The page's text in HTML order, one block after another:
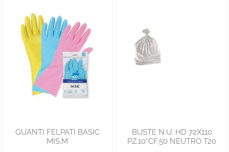
GUANTI FELPATI BASIC
MIS.M
BUSTE N.U. HD 72X110
PZ.10*CF.50 NEUTRO T20